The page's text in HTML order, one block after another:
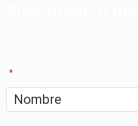
*
Nombre*